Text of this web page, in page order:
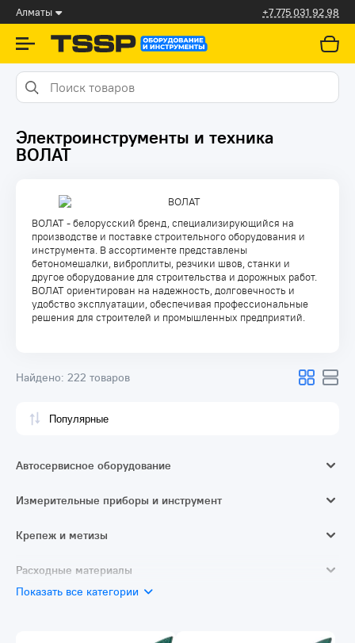
Алматы +7 775 031 92 98
Электроинструменты и техника
ВОЛАТ
ВОЛАТ - белорусский бренд, специализирующийся на
производстве и поставке строительного оборудования и
инструмента. В ассортименте представлены
бетономешалки, виброплиты, резчики швов, станки и
другое оборудование для строительства и дорожных работ.
ВОЛАТ ориентирован на надежность, долговечность и
удобство эксплуатации, обеспечивая профессиональные
решения для строителей и промышленных предприятий.
Найдено: 222 товаров
Автосервисное оборудование
Измерительные приборы и инструмент
Крепеж и метизы
Расходные материалы
Сверление и бурение
Показать все категории